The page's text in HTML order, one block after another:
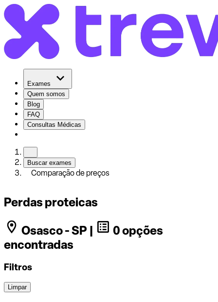
Exames
Quem somos
Blog
FAQ
Consultas Médicas
Buscar exames
Comparação de preços
Perdas proteicas
Osasco - SP |
0 opções
encontradas
Filtros
Limpar